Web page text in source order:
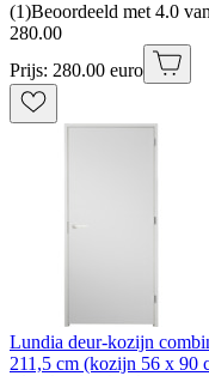
(1)Beoordeeld met 4.0
280.00
Prijs: 280.00 euro
Lundia deur-kozijn
211,5 cm (kozijn 56 x 90